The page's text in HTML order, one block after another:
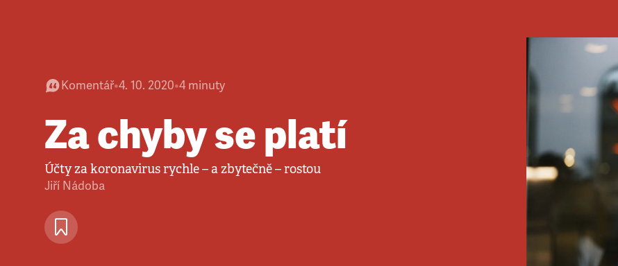
Komentář•4. 10. 2020•4 minuty
Za chyby se platí
Účty za koronavirus rychle – a zbytečně – rostou
Jiří Nádoba